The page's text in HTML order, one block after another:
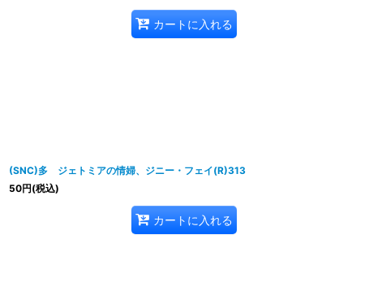
カートに入れる
(SNC)多 ジェトミアの情婦、ジニー・フェイ(R)313
50円(税込)
カートに入れる